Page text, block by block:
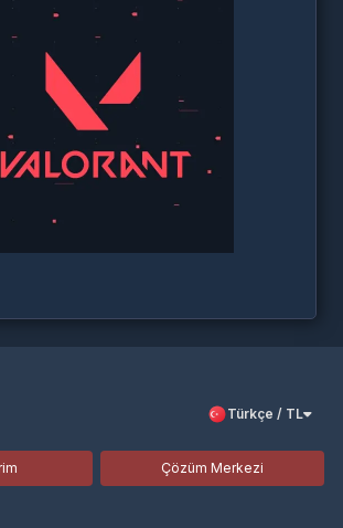
Türkçe / TL
Çözüm Merkezi